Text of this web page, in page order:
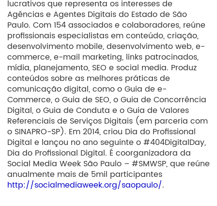
lucrativos que representa os interesses de
Agências e Agentes Digitais do Estado de São
Paulo. Com 154 associados e colaboradores, reúne
profissionais especialistas em conteúdo, criação,
desenvolvimento mobile, desenvolvimento web, e-
commerce, e-mail marketing, links patrocinados,
mídia, planejamento, SEO e social media. Produz
conteúdos sobre as melhores práticas de
comunicação digital, como o Guia de e-
Commerce, o Guia de SEO, o Guia de Concorrência
Digital, o Guia de Conduta e o Guia de Valores
Referenciais de Serviços Digitais (em parceria com
o SINAPRO-SP). Em 2014, criou Dia do Profissional
Digital e lançou no ano seguinte o #404DigitalDay,
Dia do Profissional Digital. É coorganizadora da
Social Media Week São Paulo – #SMWSP, que reúne
anualmente mais de 5mil participantes
http://socialmediaweek.org/saopaulo/.